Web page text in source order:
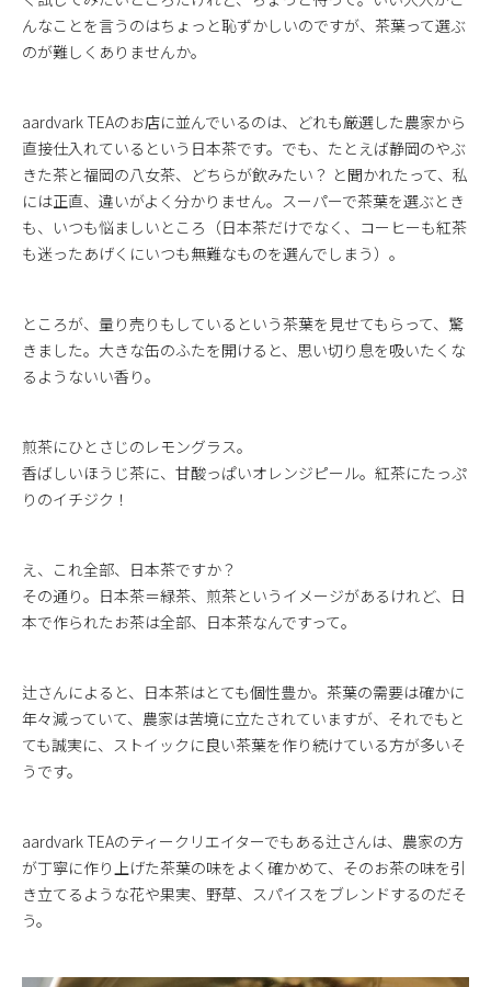
んなことを言うのはちょっと恥ずかしいのですが、茶葉って選ぶ
のが難しくありませんか。
aardvark TEAのお店に並んでいるのは、どれも厳選した農家から
直接仕入れているという日本茶です。でも、たとえば静岡のやぶ
きた茶と福岡の八女茶、どちらが飲みたい？ と聞かれたって、私
には正直、違いがよく分かりません。スーパーで茶葉を選ぶとき
も、いつも悩ましいところ（日本茶だけでなく、コーヒーも紅茶
も迷ったあげくにいつも無難なものを選んでしまう）。
ところが、量り売りもしているという茶葉を見せてもらって、驚
きました。大きな缶のふたを開けると、思い切り息を吸いたくな
るようないい香り。
煎茶にひとさじのレモングラス。
香ばしいほうじ茶に、甘酸っぱいオレンジピール。紅茶にたっぷ
りのイチジク！
え、これ全部、日本茶ですか？
その通り。日本茶＝緑茶、煎茶というイメージがあるけれど、日
本で作られたお茶は全部、日本茶なんですって。
辻さんによると、日本茶はとても個性豊か。茶葉の需要は確かに
年々減っていて、農家は苦境に立たされていますが、それでもと
ても誠実に、ストイックに良い茶葉を作り続けている方が多いそ
うです。
aardvark TEAのティークリエイターでもある辻さんは、農家の方
が丁寧に作り上げた茶葉の味をよく確かめて、そのお茶の味を引
き立てるような花や果実、野草、スパイスをブレンドするのだそ
う。